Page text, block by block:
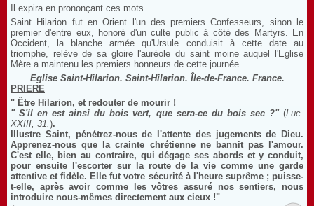
Il expira en prononçant ces mots.
Saint Hilarion fut en Orient l'un des premiers Confesseurs, sinon le
premier d'entre eux, honoré d'un culte public à côté des Martyrs. En
Occident, la blanche armée qu'Ursule conduisit à cette date au
triomphe, relève de sa gloire l'auréole du saint moine auquel l'Eglise
Mère a maintenu les premiers honneurs de cette journée.
Eglise Saint-Hilarion. Saint-Hilarion. Île-de-France. France.
PRIERE
" Être Hilarion, et redouter de mourir !
" S'il en est ainsi du bois vert, que sera-ce du bois sec ?"(Luc.
XXIII, 31.).
Illustre Saint, pénétrez-nous de l'attente des jugements de Dieu.
Apprenez-nous que la crainte chrétienne ne bannit pas l'amour.
C'est elle, bien au contraire, qui dégage ses abords et y conduit,
pour ensuite l'escorter sur la route de la vie comme une garde
attentive et fidèle. Elle fut votre sécurité à l'heure suprême ; puisse-
t-elle, après avoir comme les vôtres assuré nos sentiers, nous
introduire nous-mêmes directement aux cieux !"